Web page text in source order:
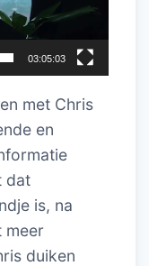
03:05:03
met Chris
en
dat
is, na
meer
duiken